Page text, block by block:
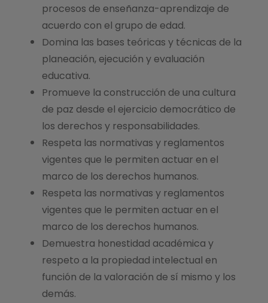
procesos de enseñanza-aprendizaje de
acuerdo con el grupo de edad.
Domina las bases teóricas y técnicas de la
planeación, ejecución y evaluación
educativa.
Promueve la construcción de una cultura
de paz desde el ejercicio democrático de
los derechos y responsabilidades.
Respeta las normativas y reglamentos
vigentes que le permiten actuar en el
marco de los derechos humanos.
Respeta las normativas y reglamentos
vigentes que le permiten actuar en el
marco de los derechos humanos.
Demuestra honestidad académica y
respeto a la propiedad intelectual en
función de la valoración de sí mismo y los
demás.